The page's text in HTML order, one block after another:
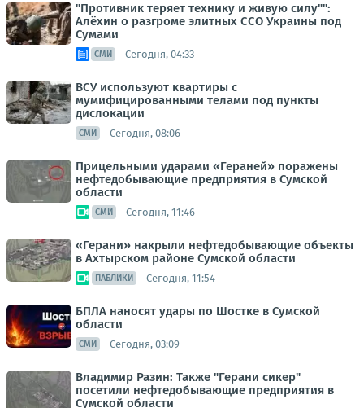
"Противник теряет технику и живую силу"":
Алёхин о разгроме элитных ССО Украины под
Сумами
СМИ Сегодня, 04:33
ВСУ используют квартиры с
мумифицированными телами под пункты
дислокации
СМИ Сегодня, 08:06
Прицельными ударами «Гераней» поражены
нефтедобывающие предприятия в Сумской
области
СМИ Сегодня, 11:46
«Герани» накрыли нефтедобывающие объекты
в Ахтырском районе Сумской области
ПАБЛИКИ Сегодня, 11:54
БПЛА наносят удары по Шостке в Сумской
области
СМИ Сегодня, 03:09
Владимир Разин: Также "Герани сикер"
посетили нефтедобывающие предприятия в
Сумской области